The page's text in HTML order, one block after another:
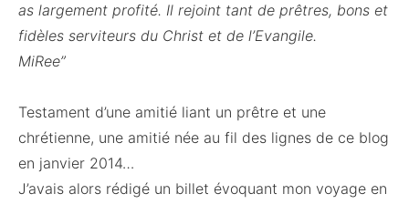
as largement profité. Il rejoint tant de prêtres, bons et
fidèles serviteurs du Christ et de l’Evangile.
MiRee”
Testament d’une amitié liant un prêtre et une
chrétienne, une amitié née au fil des lignes de ce blog
en janvier 2014…
J’avais alors rédigé un billet évoquant mon voyage en